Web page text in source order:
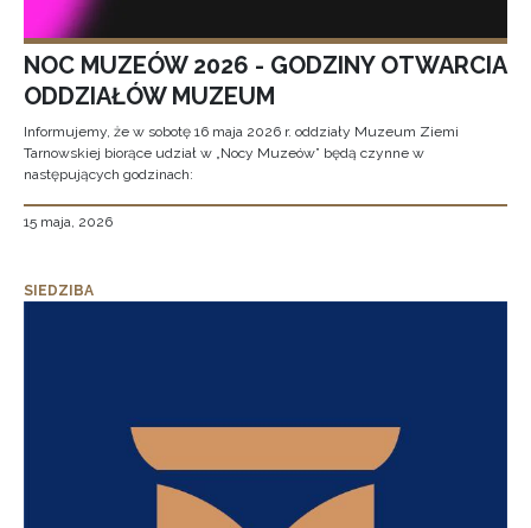
NOC MUZEÓW 2026 - GODZINY OTWARCIA
ODDZIAŁÓW MUZEUM
Informujemy, że w sobotę 16 maja 2026 r. oddziały Muzeum Ziemi
Tarnowskiej biorące udział w „Nocy Muzeów” będą czynne w
następujących godzinach:
15 maja, 2026
SIEDZIBA